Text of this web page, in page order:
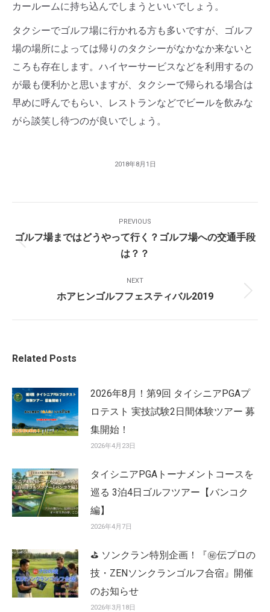
カールームに持ち込んでしまうといいでしょう。
タクシーでゴルフ場に行かれる方も多いですが、ゴルフ
場の場所によっては帰りのタクシーがなかなか来ないと
ころも存在します。ハイヤーサービスなどを利用するの
が最も便利かと思いますが、タクシーで帰られる場合は
早めに呼んでもらい、レストランなどでビールを飲みな
がら談笑し待つのが良いでしょう。
2018年8月1日
PREVIOUS
Previous
ゴルフ場まではどうやって行く？ゴルフ場への交通手段
は？？
NEXT
Next
ホアヒンゴルフフェスティバル2019
Related Posts
2026年8月！第9回 タイシニアPGAプ
ロテスト 実技試験2日間体験ツアー 募
集開始！
2026年4月23日
タイシニアPGAトーナメントコースを
巡る 3泊4日ゴルフツアー【バンコク
編】
2026年4月7日
⛳ ソンクラン特別企画！『㊙️伝プロの
技・ZENソンクランゴルフ合宿』開催
のお知らせ
2026年3月18日